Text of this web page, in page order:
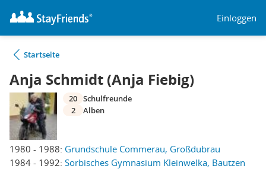
Einloggen
Startseite
Anja Schmidt (Anja Fiebig)
1980 - 1988: Grundschule Commerau, Großdubrau
1984 - 1992: Sorbisches Gymnasium Kleinwelka, Bautzen
20 Schulfreunde
2
Alben